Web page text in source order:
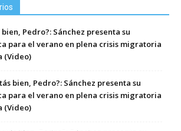
bien, Pedro?: Sánchez presenta su
para el verano en plena crisis migratoria
(Video)
bien, Pedro?: Sánchez presenta su
para el verano en plena crisis migratoria
(Video)